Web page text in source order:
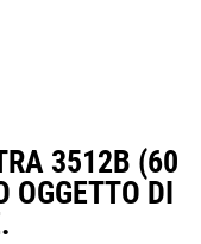
3512B (60
OGGETTO DI